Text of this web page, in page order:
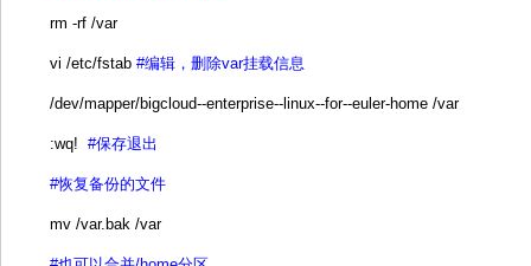
rm -rf /var
vi /etc/fstab #编辑， 删除var挂载信息
/dev/mapper/bigcloud--enterprise--linux--for--euler-home /var
:wq! #保存退出
#恢复备份的文件
mv /var.bak /var